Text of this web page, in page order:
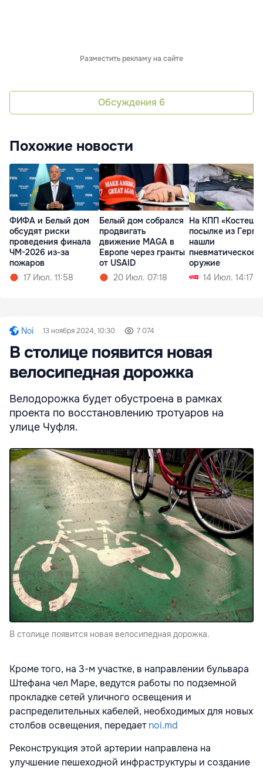
Разместить рекламу на сайте
Обсуждения 6
Похожие новости
ФИФА и Белый дом
обсудят риски
проведения финала
ЧМ-2026 из-за
пожаров
17 Июл. 11:58
Белый дом собрался
продвигать
движение MAGA в
Европе через гранты
от USAID
20 Июл. 07:18
На КПП
посылке из
нашли
пневматическое
оружие
14 Июл. 14:17
Noi 13 ноября 2024, 10:30 7 074
В столице появится новая
велосипедная дорожка
Велодорожка будет обустроена в рамках
проекта по восстановлению тротуаров на
улице Чуфля.
В столице появится новая велосипедная дорожка.
Кроме того, на 3-м участке, в направлении бульвара
Штефана чел Маре, ведутся работы по подземной
прокладке сетей уличного освещения и
распределительных кабелей, необходимых для новых
столбов освещения, передаетnoi.md
Реконструкция этой артерии направлена на
улучшение пешеходной инфраструктуры и создание